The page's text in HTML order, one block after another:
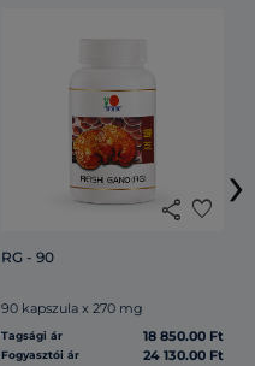
share favorite
RG - 90
90 kapszula x 270 mg
Tagsági ár 18 850.00 Ft
Fogyasztói ár 24 130.00 Ft
›